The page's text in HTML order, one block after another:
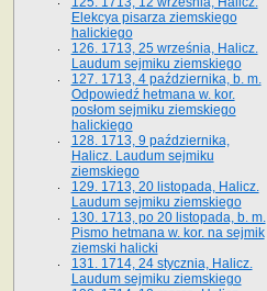
Elekcya pisarza ziemskiego
halickiego
126. 1713, 25 września, Halicz.
Laudum sejmiku ziemskiego
127. 1713, 4 października, b. m.
Odpowiedź hetmana w. kor.
posłom sejmiku ziemskiego
halickiego
128. 1713, 9 października,
Halicz. Laudum sejmiku
ziemskiego
129. 1713, 20 listopada, Halicz.
Laudum sejmiku ziemskiego
130. 1713, po 20 listopada, b. m.
Pismo hetmana w. kor. na sejmik
ziemski halicki
131. 1714, 24 stycznia, Halicz.
Laudum sejmiku ziemskiego